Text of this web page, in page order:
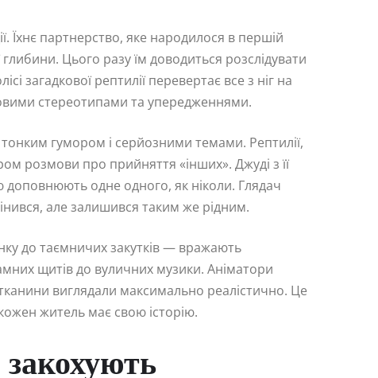
Їхнє партнерство, яке народилося в першій
Цього разу їм доводиться розслідувати
загадкової рептилії перевертає все з ніг на
стереотипами та упередженнями.
гумором і серйозними темами. Рептилії,
розмови про прийняття «інших». Джуді з її
доповнюють одне одного, як ніколи. Глядач
але залишився таким же рідним.
до таємничих закутків — вражають
щитів до вуличних музики. Аніматори
виглядали максимально реалістично. Це
житель має свою історію.
закохують